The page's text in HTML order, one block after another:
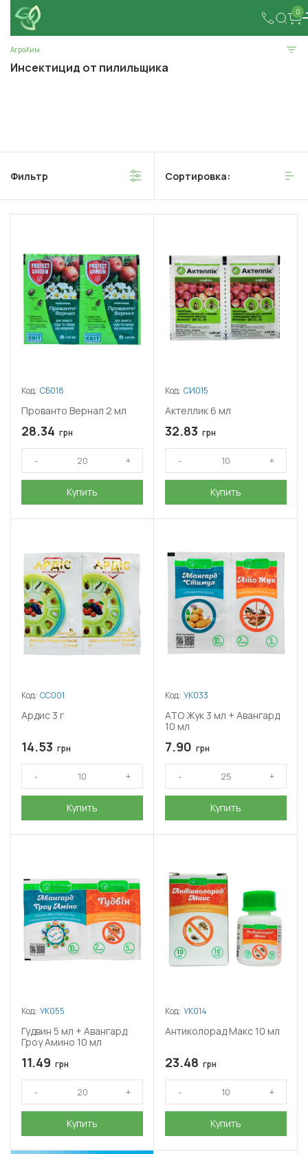
0
АгроХим
Инсектицид от пилильщика
Фильтр Сортировка:
Код: СБ018
Прованто Вернал 2 мл
28.34 грн
Купить
Код: СИ015
Актеллик 6 мл
32.83 грн
Купить
Код: СС001
Ардис 3 г
14.53 грн
Купить
Код: УК033
АТО Жук 3 мл + Авангард
10 мл
7.90 грн
Купить
Код: УК055
Гудвин 5 мл + Авангард
Гроу Амино 10 мл
11.49 грн
Купить
Код: УК014
Антиколорад Макс 10 мл
23.48 грн
Купить